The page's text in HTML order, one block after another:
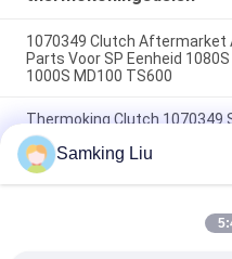
1070349 Clutch Aftermarket
Parts Voor SP Eenheid
1000S MD100 TS600
Thermoking Clutch 1070349
For SP Unit T-1080S T-1080R
TS600
dezelfde hoes, T-1000M/T-
dezelfde hoes leveren we de
Samking Liu